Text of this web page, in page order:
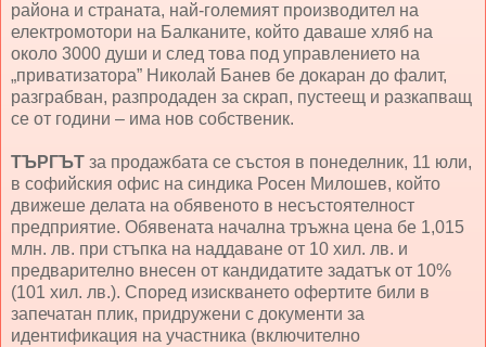
района и страната, най-големият производител на
електромотори на Балканите, който даваше хляб на
около 3000 души и след това под управлението на
„приватизатора” Николай Банев бе докаран до фалит,
разграбван, разпродаден за скрап, пустеещ и разкапващ
се от години – има нов собственик.
ТЪРГЪТ за продажбата се състоя в понеделник, 11 юли,
в софийския офис на синдика Росен Милошев, който
движеше делата на обявеното в несъстоятелност
предприятие. Обявената начална тръжна цена бе 1,015
млн. лв. при стъпка на наддаване от 10 хил. лв. и
предварително внесен от кандидатите задатък от 10%
(101 хил. лв.). Според изискването офертите били в
запечатан плик, придружени с документи за
идентификация на участника (включително